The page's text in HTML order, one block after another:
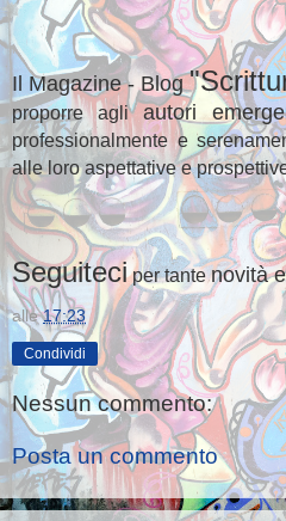
Il Magazine - Blog
proporre agli autori
professionalmente e
alle loro aspettative e
Seguiteciper tantenovità
alle17:23
Condividi
Nessun commento:
Posta un commento